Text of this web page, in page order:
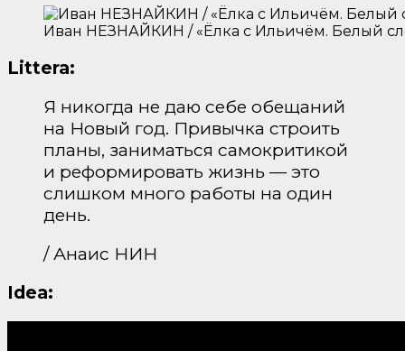
Иван НЕЗНАЙКИН / «Ёлка с Ильичём. Белый
Littera:
Я никогда не даю себе обещаний
на Новый год. Привычка строить
планы, заниматься самокритикой
и реформировать жизнь — это
слишком много работы на один
день.
/ Анаис НИН
Idea: